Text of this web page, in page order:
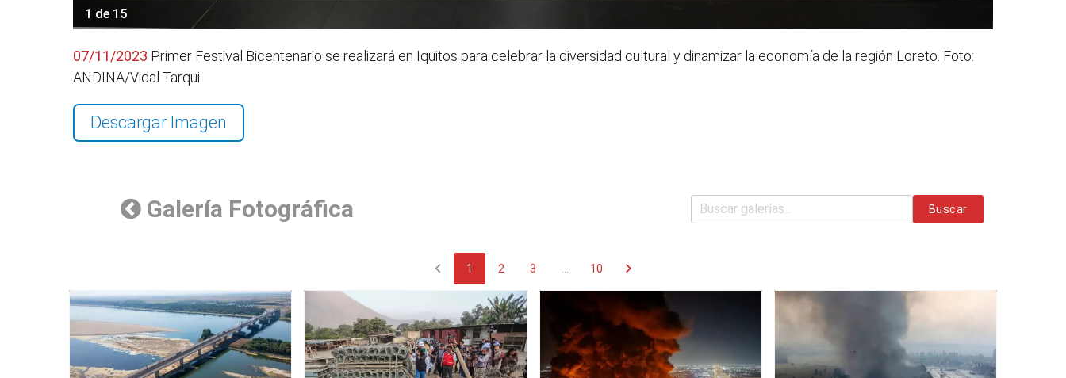
1 de 15
07/11/2023 Primer Festival Bicentenario se realizará en Iquitos para celebrar la diversidad cultural y dinamizar la economía de la región Loreto. Foto:
ANDINA/Vidal Tarqui
Descargar Imagen
Galería Fotográfica Buscar
chevron_left 1 2 3 10 chevron_right